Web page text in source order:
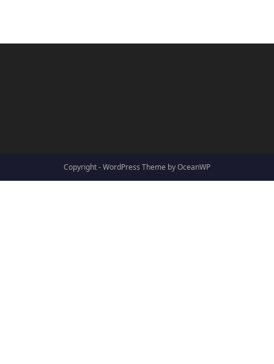
Copyright - WordPress Theme by OceanWP